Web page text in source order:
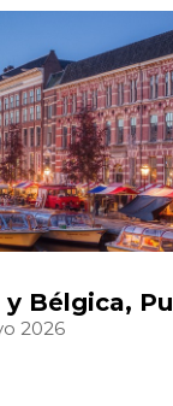
Bélgica,
2026